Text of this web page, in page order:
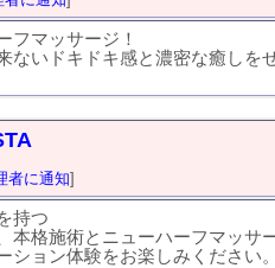
フマッサージ！
いドキドキ感と濃密な癒しを
者に通知]
持つ
格施術とニューハーフマッサー
ョン体験をお楽しみください。